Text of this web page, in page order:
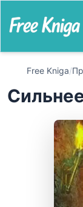
Free Kniga/